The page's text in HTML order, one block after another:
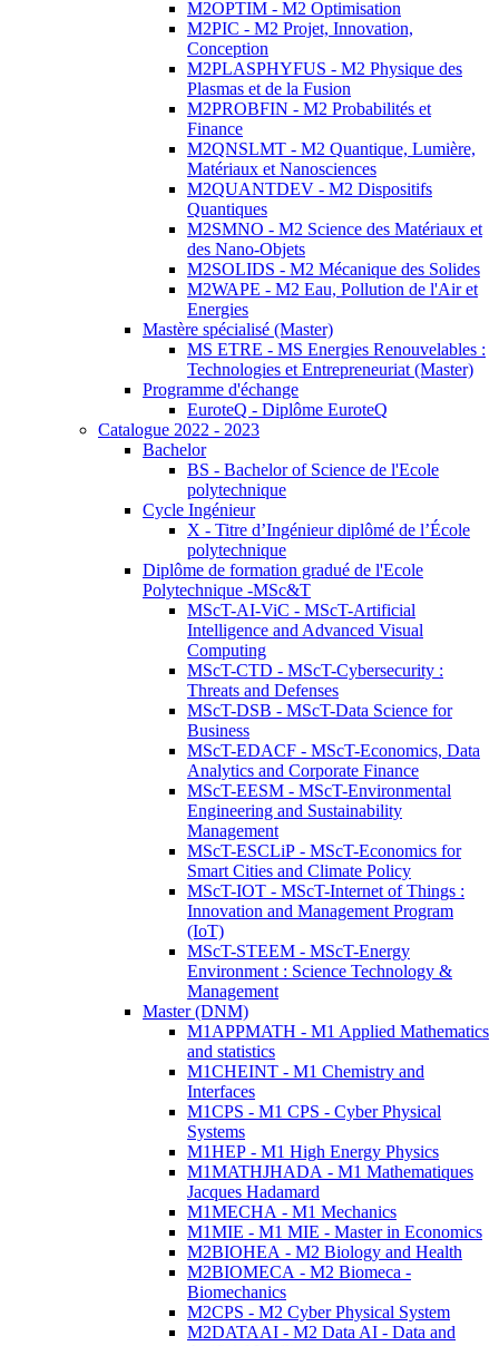
M2OPTIM - M2 Optimisation
M2PIC - M2 Projet, Innovation,
Conception
M2PLASPHYFUS - M2 Physique des
Plasmas et de la Fusion
M2PROBFIN - M2 Probabilités et
Finance
M2QNSLMT - M2 Quantique, Lumière,
Matériaux et Nanosciences
M2QUANTDEV - M2 Dispositifs
Quantiques
M2SMNO - M2 Science des Matériaux et
des Nano-Objets
M2SOLIDS - M2 Mécanique des Solides
M2WAPE - M2 Eau, Pollution de l'Air et
Energies
Mastère spécialisé (Master)
MS ETRE - MS Energies Renouvelables :
Technologies et Entrepreneuriat (Master)
Programme d'échange
EuroteQ - Diplôme EuroteQ
Catalogue 2022 - 2023
Bachelor
BS - Bachelor of Science de l'Ecole
polytechnique
Cycle Ingénieur
X - Titre d’Ingénieur diplômé de l’École
polytechnique
Diplôme de formation gradué de l'Ecole
Polytechnique -MSc&T
MScT-AI-ViC - MScT-Artificial
Intelligence and Advanced Visual
Computing
MScT-CTD - MScT-Cybersecurity :
Threats and Defenses
MScT-DSB - MScT-Data Science for
Business
MScT-EDACF - MScT-Economics, Data
Analytics and Corporate Finance
MScT-EESM - MScT-Environmental
Engineering and Sustainability
Management
MScT-ESCLiP - MScT-Economics for
Smart Cities and Climate Policy
MScT-IOT - MScT-Internet of Things :
Innovation and Management Program
(IoT)
MScT-STEEM - MScT-Energy
Environment : Science Technology &
Management
Master (DNM)
M1APPMATH - M1 Applied Mathematics
and statistics
M1CHEINT - M1 Chemistry and
Interfaces
M1CPS - M1 CPS - Cyber Physical
Systems
M1HEP - M1 High Energy Physics
M1MATHJHADA - M1 Mathematiques
Jacques Hadamard
M1MECHA - M1 Mechanics
M1MIE - M1 MIE - Master in Economics
M2BIOHEA - M2 Biology and Health
M2BIOMECA - M2 Biomeca -
Biomechanics
M2CPS - M2 Cyber Physical System
M2DATAAI - M2 Data AI - Data and